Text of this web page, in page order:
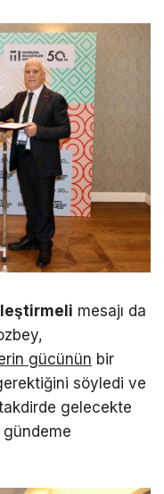
mesajı da
gücünün bir
söyledi ve
gelecekte